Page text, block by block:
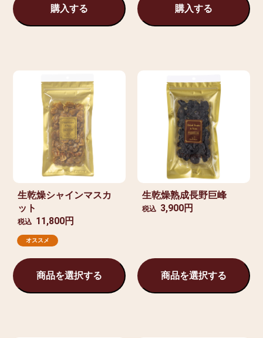
購入する 購入する
生乾燥シャインマスカ
ット
税込 11,800円
オススメ
商品を選択する
生乾燥熟成長野巨峰
税込 3,900円
商品を選択する